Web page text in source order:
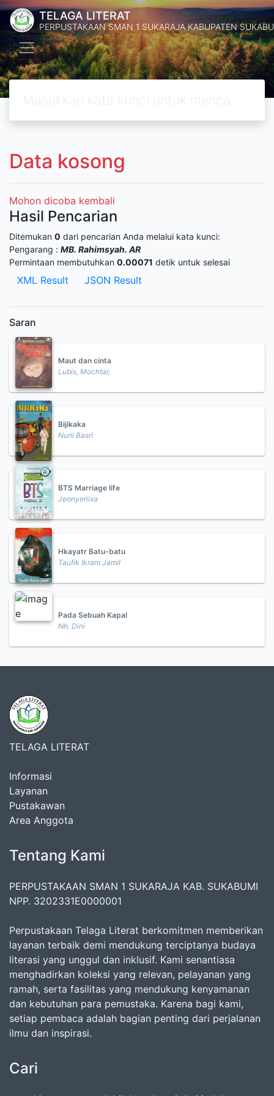
TELAGA LITERAT
PERPUSTAKAAN SMAN 1 SUKARAJA KABUPATEN
Data kosong
Mohon dicoba kembali
Hasil Pencarian
Ditemukan 0 dari pencarian Anda melalui kata kunci:
Pengarang : MB. Rahimsyah. AR
Permintaan membutuhkan 0.00071 detik untuk selesai
XML Result JSON Result
Saran
Maut dan cinta
Lubis, Mochtar,
Bijikaka
Nuril Basri
BTS Marriage life
Jeonyeriixa
Hkayatr Batu-batu
Taufik Ikram Jamil
Pada Sebuah Kapal
Nh. Dini
TELAGA LITERAT
Informasi
Layanan
Pustakawan
Area Anggota
Tentang Kami
PERPUSTAKAAN SMAN 1 SUKARAJA KAB. SUKABUMI
NPP. 3202331E0000001
Perpustakaan Telaga Literat berkomitmen memberikan
layanan terbaik demi mendukung terciptanya budaya
literasi yang unggul dan inklusif. Kami senantiasa
menghadirkan koleksi yang relevan, pelayanan yang
ramah, serta fasilitas yang mendukung kenyamanan
dan kebutuhan para pemustaka. Karena bagi kami,
setiap pembaca adalah bagian penting dari perjalanan
ilmu dan inspirasi.
Cari